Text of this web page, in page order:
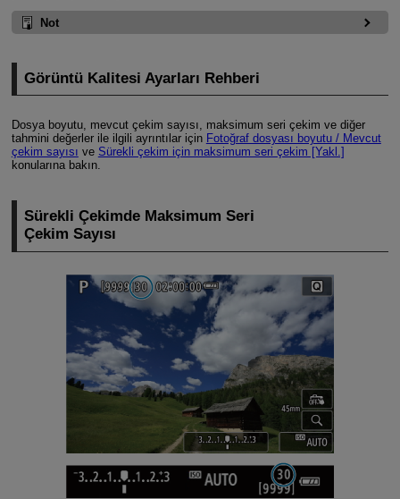
Not
Görüntü Kalitesi Ayarları Rehberi
Dosya boyutu, mevcut çekim sayısı, maksimum seri çekim ve diğer
tahmini değerler ile ilgili ayrıntılar için Fotoğraf dosyası boyutu / Mevcut
çekim sayısı ve Sürekli çekim için maksimum seri çekim [Yakl.]
konularına bakın.
Sürekli Çekimde Maksimum Seri
Çekim Sayısı